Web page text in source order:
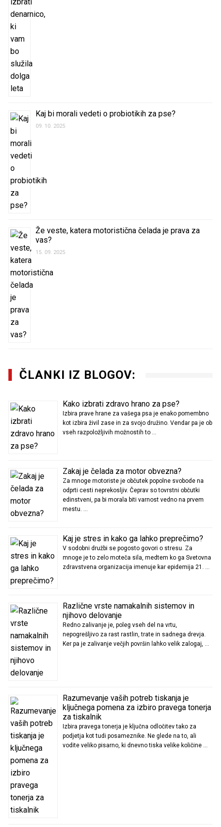
Kaj bi morali vedeti o probiotikih za pse?
09. 10. 2025
Že veste, katera motoristična čelada je prava za
vas?
15. 09. 2025
ČLANKI IZ BLOGOV:
Kako izbrati zdravo hrano za pse?
Izbira prave hrane za vašega psa je enako pomembno
kot izbira živil zase in za svojo družino. Vendar pa je ob
vseh razpoložljivih možnostih to …
Zakaj je čelada za motor obvezna?
Za mnoge motoriste je občutek popolne svobode na
odprti cesti neprekosljiv. Čeprav so tovrstni občutki
edinstveni, pa bi morala biti varnost vedno na prvem
mestu. …
Kaj je stres in kako ga lahko preprečimo?
V sodobni družbi se pogosto govori o stresu. Za
mnoge je to zelo moteča sila, medtem ko ga Svetovna
zdravstvena organizacija imenuje kar epidemija 21. …
Različne vrste namakalnih sistemov in
njihovo delovanje
Redno zalivanje je, poleg vseh del na vrtu,
nepogrešljivo za rast rastlin, trate in sadnega drevja.
Ker pa je zalivanje večjih površin lahko velik zalogaj, …
Razumevanje vaših potreb tiskanja je
ključnega pomena za izbiro pravega tonerja
za tiskalnik
Izbira pravega tonerja je ključna odločitev tako za
podjetja kot tudi posameznike. Ne glede na to, ali
vodite veliko pisarno, ki dnevno tiska velike količine …